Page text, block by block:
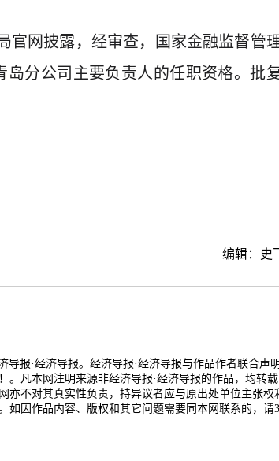
官网披露，经审查，国家金融监督管
岛分公司主要负责人的任职资格。批
编辑：史
报·经济导报。经济导报·经济导报与作品作者联合声明
凡本网注明来源非经济导报·经济导报的作品，均转载
不对其真实性负责，持异议者应与原出处单位主张权
因作品内容、版权和其它问题需要同本网联系的，请